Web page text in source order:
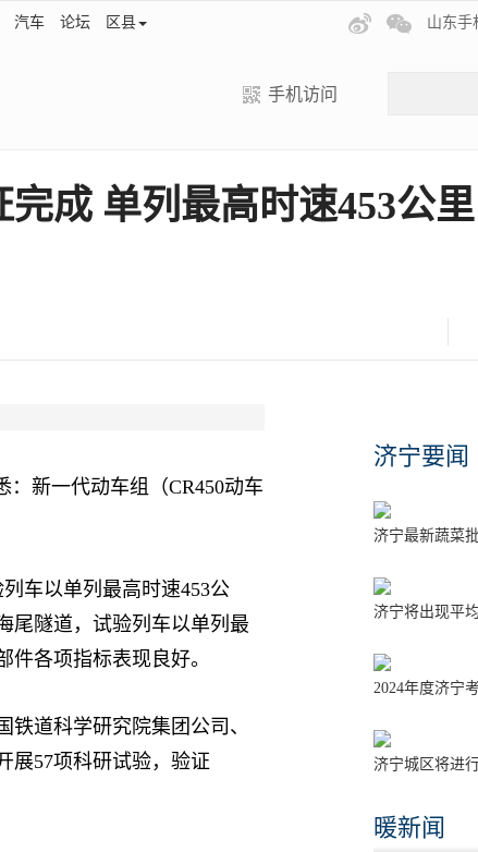
汽车 论坛 区县 山东手
手机访问
成 单列最高时速453公
新一代动车组（CR450动车
车以单列最高时速453公
尾隧道，试验列车以单列最
各项指标表现良好。
道科学研究院集团公司、
展57项科研试验，验证
济宁要闻
济宁最新蔬菜
济宁将出现平
2024年度济宁
济宁城区将进
暖新闻